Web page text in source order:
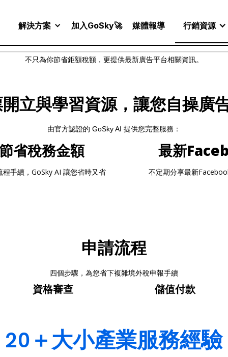
解決方案 加入GoSky🚀 媒體報導 行銷資源
GoSky 小火箭方案
不只為你節省鉅額稅額，更提供最新廣告平台相關資訊。
立與學習資源，讓您自操廣
由官方認證的 GoSky AI 提供您完整服務：
省稅務金額
手續，GoSky AI 讓您省時又省
最新
不定期分享最新
申請流程
四個步驟，為您省下複雜境外稅申報手續
資格審查 儲值付款
20＋大小產業服務經驗